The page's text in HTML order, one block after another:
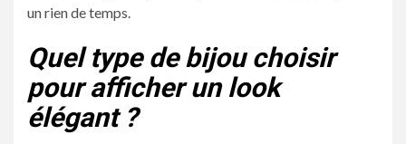
un rien de temps.
Quel type de bijou choisir
pour afficher un look
élégant ?